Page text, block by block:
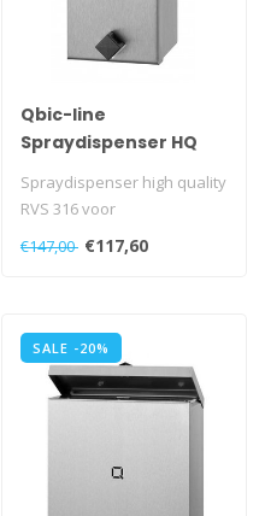
Qbic-line
Spraydispenser HQ
400 ml
Spraydispenser high quality
RVS 316 voor
wandmontage.
€147,00 €117,60
SALE -20%